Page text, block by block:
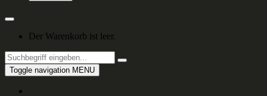
Der Warenkorb ist leer.
Toggle navigation MENU